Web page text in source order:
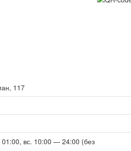
117
вс. 10:00 — 24:00 (без